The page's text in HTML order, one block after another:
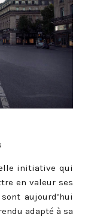
initiative qui
en valeur ses
aujourd’hui
adapté à sa